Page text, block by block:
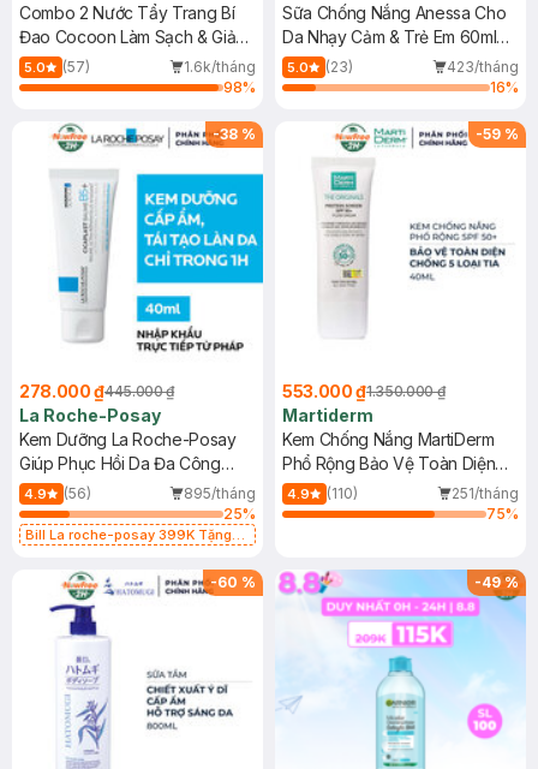
Combo 2 Nước Tẩy Trang Bí
Đao Cocoon Làm Sạch & Giảm
Dầu 500ml
5.0 (57)
1.6k/tháng
98%
Sữa Chống Nắng Anessa Cho
Da Nhạy Cảm & Trẻ Em 60ml
(Mới)
5.0 (23)
423/tháng
16%
-38 %
278.000 ₫445.000 ₫
La Roche-Posay
Kem Dưỡng La Roche-Posay
Giúp Phục Hồi Da Đa Công
Dụng 40ml
4.9 (56)
895/tháng
25%
Bill La roche-posay 399K Tặng
(SL có hạn)
-59 %
553.000 ₫1.350.000 ₫
Martiderm
Kem Chống Nắng MartiDerm
Phổ Rộng Bảo Vệ Toàn Diện
40ml
4.9 (110)
251/tháng
75%
-60 % -49%